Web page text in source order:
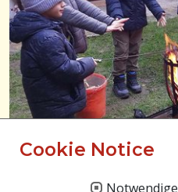
Cookie Notice
Notwendige